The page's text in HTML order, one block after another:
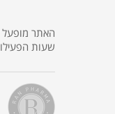
שעות הפעילות: א'-ה' 8:00 – 16:00 .רוקח אחראי